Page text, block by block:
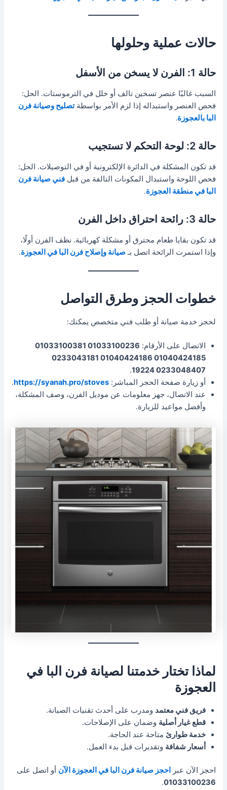
حالات عملية وحلولها
حالة 1: الفرن لا يسخن من الأسفل
السبب غالبًا عنصر تسخين تالف أو خلل في الترموستات. الحل:
فحص العنصر واستبداله إذا لزم الأمر بواسطةتصليح وصيانة فرن
البا بالعجوزة.
حالة 2: لوحة التحكم لا تستجيب
قد تكون المشكلة في الدائرة الإلكترونية أو في التوصيلات. الحل:
فحص اللوحة واستبدال المكونات التالفة من قبلفني صيانة فرن
البا في منطقة العجوزة.
حالة 3: رائحة احتراق داخل الفرن
قد تكون بقايا طعام محترق أو مشكلة كهربائية. نظف الفرن أولًا،
وإذا استمرت الرائحة اتصل بـصيانة وإصلاح فرن البا في العجوزة.
خطوات الحجز وطرق التواصل
لحجز خدمة صيانة أو طلب فني متخصص يمكنك:
الاتصال على الأرقام:
01033100236 01033100381
01040424185 01040424186 0233043181
0233048407 19224
.
أو زيارة صفحة الحجز المباشر:https://syanah.pro/stoves
.
عند الاتصال، جهز معلومات عن موديل الفرن، وصف المشكلة،
وأفضل مواعيد للزيارة.
لماذا تختار خدمتنا لصيانة فرن البا في
العجوزة
فريق فني معتمد ومدرب على أحدث تقنيات الصيانة.
قطع غيار أصلية وضمان على الإصلاحات.
خدمة طوارئ متاحة عند الحاجة.
أسعار شفافة وتقديرات قبل بدء العمل.
احجز الآن عبر احجز صيانة فرن البا في العجوزة الآن أو اتصل على
01033100236
.